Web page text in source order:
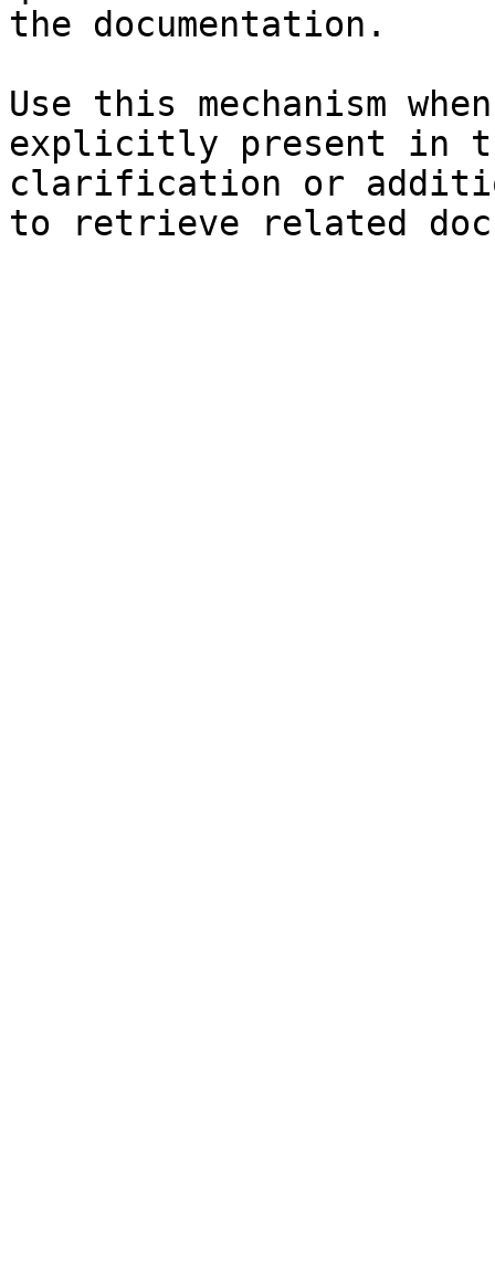
the documentation.
Use this mechanism
explicitly present in
clarification or